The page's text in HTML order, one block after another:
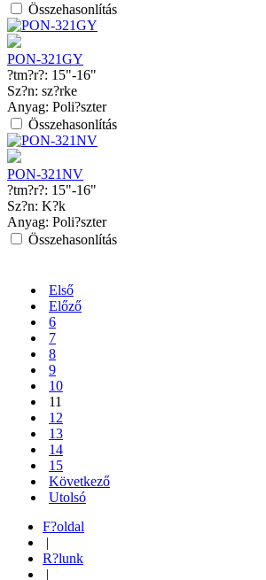
Összehasonlítás
PON-321GY
?tm?r?: 15"-16"
Sz?n: sz?rke
Anyag: Poli?szter
Összehasonlítás
PON-321NV
?tm?r?: 15"-16"
Sz?n: K?k
Anyag: Poli?szter
Összehasonlítás
Első
Előző
6
7
8
9
10
11
12
13
14
15
Következő
Utolsó
F?oldal
|
R?lunk
|